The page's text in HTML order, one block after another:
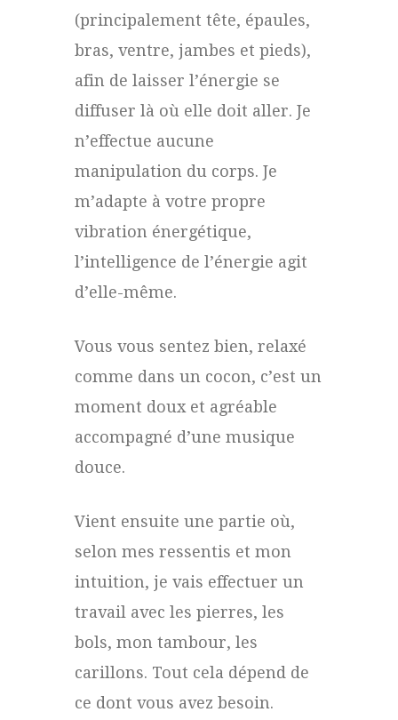
(principalement tête, épaules,
bras, ventre, jambes et pieds),
afin de laisser l’énergie se
diffuser là où elle doit aller. Je
n’effectue aucune
manipulation du corps. Je
m’adapte à votre propre
vibration énergétique,
l’intelligence de l’énergie agit
d’elle-même.
Vous vous sentez bien, relaxé
comme dans un cocon, c’est un
moment doux et agréable
accompagné d’une musique
douce.
Vient ensuite une partie où,
selon mes ressentis et mon
intuition, je vais effectuer un
travail avec les pierres, les
bols, mon tambour, les
carillons. Tout cela dépend de
ce dont vous avez besoin.